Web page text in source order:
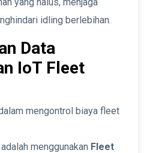
idling berlebihan.
Data
IoT Fleet
mengontrol biaya fleet
menggunakan Fleet